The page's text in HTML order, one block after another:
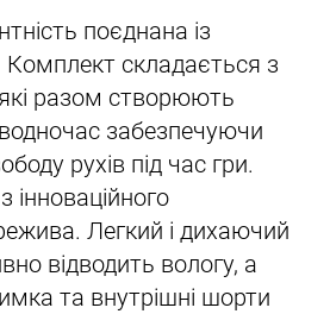
поєднана із
Комплект складається з
разом створюють
водночас забезпечуючи
рухів під час гри.
інноваційного
Легкий і дихаючий
відводить вологу, а
та внутрішні шорти